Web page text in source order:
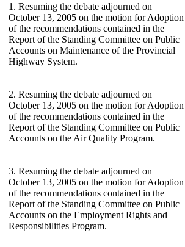
1. Resuming the debate adjourned on
October 13, 2005 on the motion for Adoption
of the recommendations contained in the
Report of the Standing Committee on Public
Accounts on Maintenance of the Provincial
Highway System.
2. Resuming the debate adjourned on
October 13, 2005 on the motion for Adoption
of the recommendations contained in the
Report of the Standing Committee on Public
Accounts on the Air Quality Program.
3. Resuming the debate adjourned on
October 13, 2005 on the motion for Adoption
of the recommendations contained in the
Report of the Standing Committee on Public
Accounts on the Employment Rights and
Responsibilities Program.